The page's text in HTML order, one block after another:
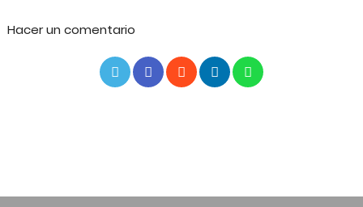
Hacer un comentario